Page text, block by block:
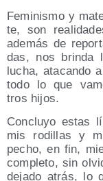
Femi­nis­mo y
te, son
ade­más de
das, nos brin­da
lucha, ata­can­do
todo lo que
tros hijos.
Con­clu­yo estas
mis rodi­llas y
pecho, en fin,
com­ple­to, sin
deja­do atrás, lo